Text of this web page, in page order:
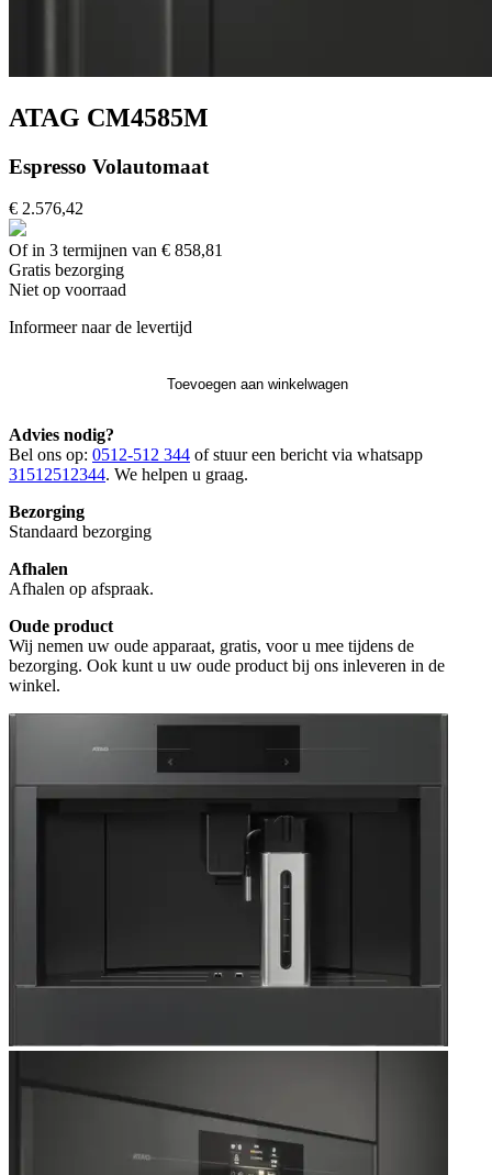
ATAG CM4585M
Espresso Volautomaat
€ 2.576,42
Of in 3 termijnen van € 858,81
Gratis bezorging
Niet op voorraad
Informeer naar de levertijd
Toevoegen aan winkelwagen
Advies nodig?
Bel ons op: 0512-512 344 of stuur een bericht via whatsapp
31512512344. We helpen u graag.
Bezorging
Standaard bezorging
Afhalen
Afhalen op afspraak.
Oude product
Wij nemen uw oude apparaat, gratis, voor u mee tijdens de
bezorging. Ook kunt u uw oude product bij ons inleveren in de
winkel.